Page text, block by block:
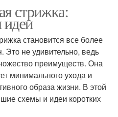
стрижка:
становится все более
не удивительно, ведь
преимуществ. Она
минимального ухода и
образа жизни. В этой
схемы и идеи коротких